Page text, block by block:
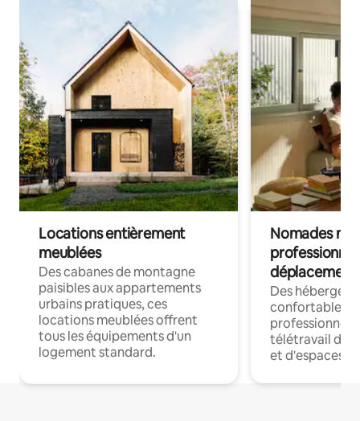
Locations entièrement
meublées
Des cabanes de montagne
paisibles aux appartements
urbains pratiques, ces
locations meublées offrent
tous les équipements d'un
logement standard.
Nomades
déplacement
Des
confortables
professionnels
télétravail
et d'espaces